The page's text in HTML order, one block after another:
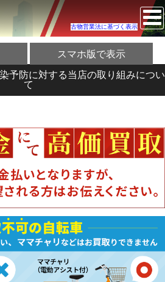
古物営業法に基づく表示
スマホ版で表示
予防に対する当店の取り組みについ
て